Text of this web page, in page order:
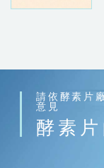
請依酵素片
意見
酵素